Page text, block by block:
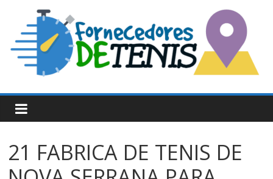
content
60
Fornecedores
De
21 FABRICA DE TENIS DE